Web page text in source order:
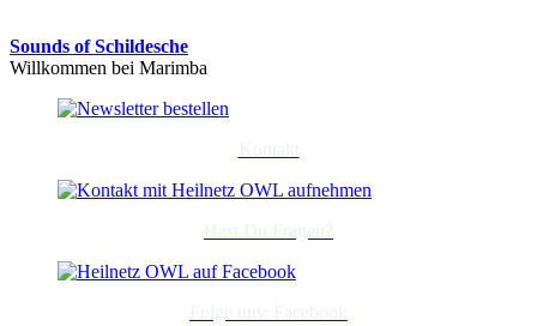
Sounds of Schildesche
Willkommen bei Marimba